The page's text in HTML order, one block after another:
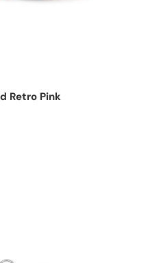
Retro Pink